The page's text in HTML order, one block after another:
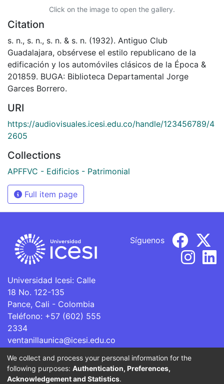
Click on the image to open the gallery.
Citation
s. n., s. n., s. n. & s. n. (1932). Antiguo Club
Guadalajara, obsérvese el estilo republicano de la
edificación y los automóviles clásicos de la Época &
201859. BUGA: Biblioteca Departamental Jorge
Garces Borrero.
URI
https://audiovisuales.icesi.edu.co/handle/123456789/4
2605
Collections
APFFVC - Edificios - Patrimonial
Full item page
Universidad Icesi: Calle
18 No. 122-135
Pance, Cali - Colombia
Teléfono: +57 (602) 555
2334
ventanillaunica@icesi.edu.co
Síguenos
La Universidad Icesi es una Institución de Educación
Superior que se encuentra sujeta a inspección y vigilancia
We collect and process your personal information for the
following purposes: Authentication, Preferences,
Acknowledgement and Statistics.